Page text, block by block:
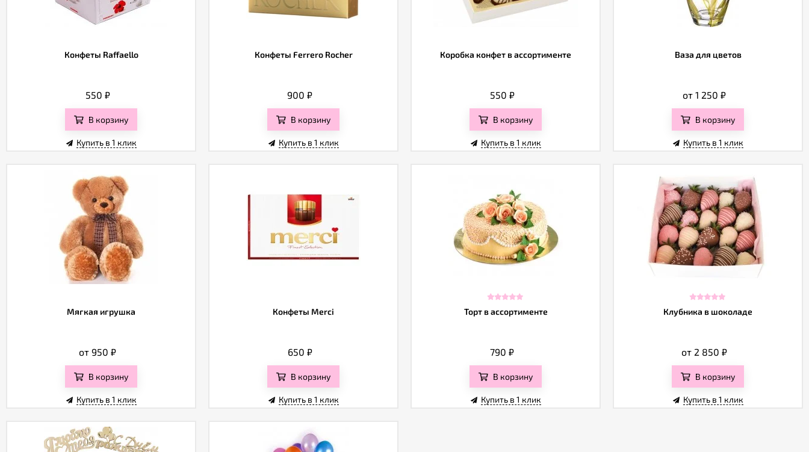
Конфеты Raffaello
550 ₽
В корзину
Купить в 1 клик
Конфеты Ferrero Rocher
900 ₽
В корзину
Купить в 1 клик
Коробка конфет в ассортименте
550 ₽
В корзину
Купить в 1 клик
Ваза для цветов
от 1 250 ₽
В корзину
Купить в 1 клик
Мягкая игрушка
от 950 ₽
В корзину
Купить в 1 клик
Конфеты Merci
650 ₽
В корзину
Купить в 1 клик
Торт в ассортименте
790 ₽
В корзину
Купить в 1 клик
Клубника в шоколаде
от 2 850 ₽
В корзину
Купить в 1 клик